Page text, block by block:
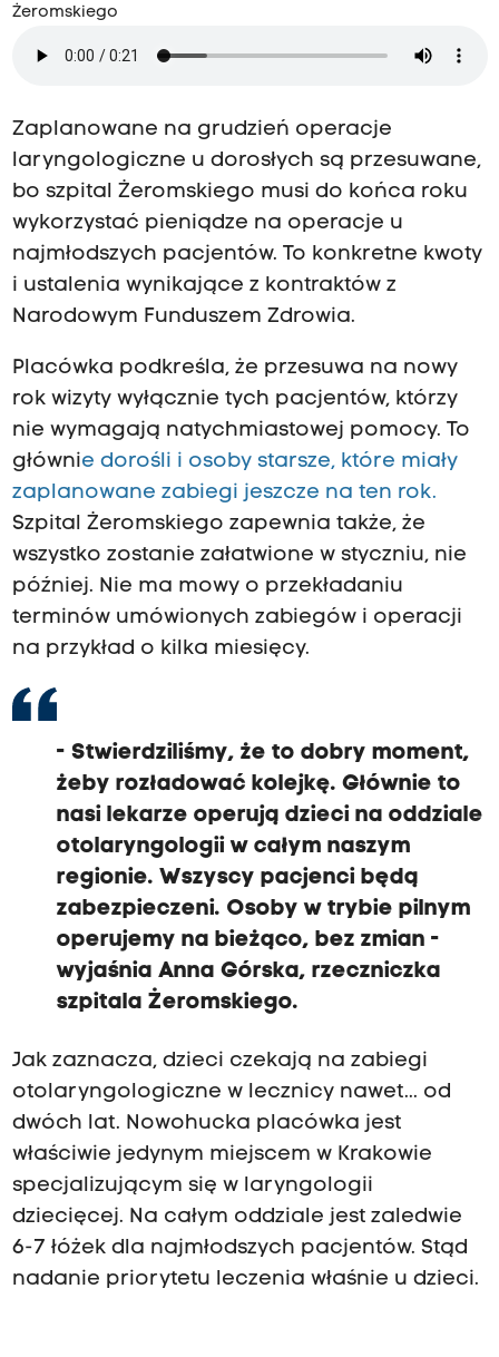
Żeromskiego
Zaplanowane na grudzień operacje
laryngologiczne u dorosłych są przesuwane,
bo szpital Żeromskiego musi do końca roku
wykorzystać pieniądze na operacje u
najmłodszych pacjentów. To konkretne kwoty
i ustalenia wynikające z kontraktów z
Narodowym Funduszem Zdrowia.
Placówka podkreśla, że przesuwa na nowy
rok wizyty wyłącznie tych pacjentów, którzy
nie wymagają natychmiastowej pomocy. To
głównie dorośli i osoby starsze, które miały
zaplanowane zabiegi jeszcze na ten rok.
Szpital Żeromskiego zapewnia także, że
wszystko zostanie załatwione w styczniu, nie
później. Nie ma mowy o przekładaniu
terminów umówionych zabiegów i operacji
na przykład o kilka miesięcy.
- Stwierdziliśmy, że to dobry moment,
żeby rozładować kolejkę. Głównie to
nasi lekarze operują dzieci na oddziale
otolaryngologii w całym naszym
regionie. Wszyscy pacjenci będą
zabezpieczeni. Osoby w trybie pilnym
operujemy na bieżąco, bez zmian -
wyjaśnia Anna Górska, rzeczniczka
szpitala Żeromskiego.
Jak zaznacza, dzieci czekają na zabiegi
otolaryngologiczne w lecznicy nawet... od
dwóch lat. Nowohucka placówka jest
właściwie jedynym miejscem w Krakowie
specjalizującym się w laryngologii
dziecięcej. Na całym oddziale jest zaledwie
6-7 łóżek dla najmłodszych pacjentów. Stąd
nadanie priorytetu leczenia właśnie u dzieci.